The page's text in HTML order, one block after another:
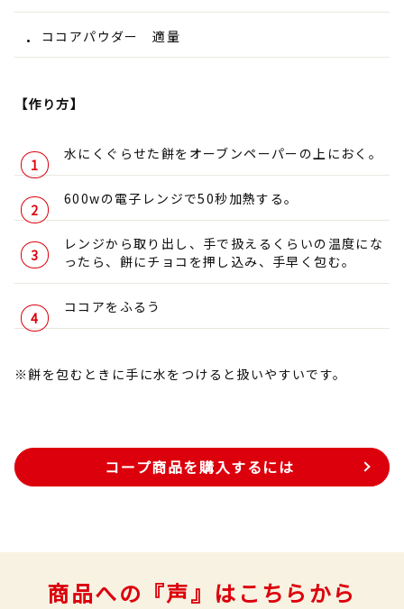
ココアパウダー 適量
【作り方】
水にくぐらせた餅をオーブンペーパーの上におく。
600wの電子レンジで50秒加熱する。
レンジから取り出し、手で扱えるくらいの温度にな
ったら、餅にチョコを押し込み、手早く包む。
ココアをふるう
※餅を包むときに手に水をつけると扱いやすいです。
コープ商品を購入するには
商品への『声』はこちらから